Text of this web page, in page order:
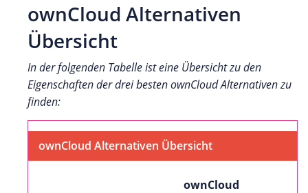
ownCloud Alternativen
Übersicht
In der folgenden Tabelle ist eine Übersicht zu den
Eigenschaften der drei besten ownCloud Alternativen zu
finden:
ownCloud Alternativen Übersicht
ownCloud